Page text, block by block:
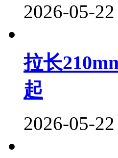
2026-05-
拉长
起
2026-05-